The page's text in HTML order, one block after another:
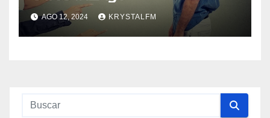
AGO 12, 2024 KRYSTALFM